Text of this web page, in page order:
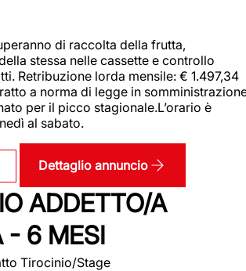
di raccolta della frutta,
stessa nelle cassette e controllo
Retribuzione lorda mensile: € 1.497,34
a norma di legge in
per il picco stagionale.L’orario è
al sabato.
Dettaglio annuncio
ADDETTO/A
- 6 MESI
Tirocinio/Stage